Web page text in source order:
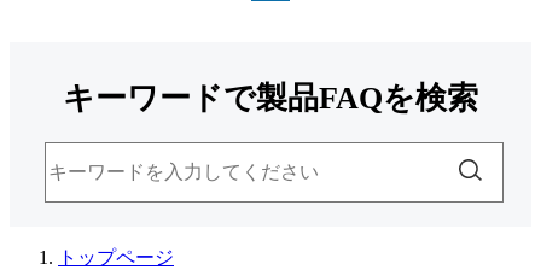
キーワードで製品FAQを検索
トップページ